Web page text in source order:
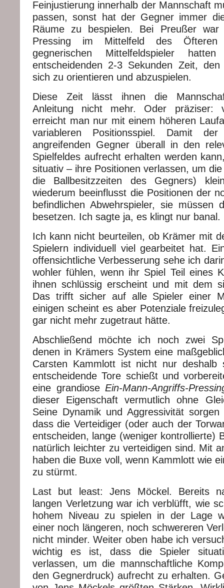
Feinjustierung innerhalb der Mannschaft
passen, sonst hat der Gegner immer
Räume zu bespielen. Bei Preußer
Pressing im Mittelfeld des Öfteren
gegnerischen Mittelfeldspieler
entscheidenden 2-3 Sekunden Zeit, den
sich zu orientieren und abzuspielen.
Diese Zeit lässt ihnen die
Anleitung nicht mehr. Oder präziser:
erreicht man nur mit einem höheren
variableren Positionsspiel. Damit
angreifenden Gegner überall in den
Spielfeldes aufrecht erhalten werden
situativ – ihre Positionen verlassen, um
die Ballbesitzzeiten des Gegners)
wiederum beeinflusst die Positionen der
befindlichen Abwehrspieler, sie müssen
besetzen. Ich sagte ja, es klingt nur banal.
Ich kann nicht beurteilen, ob Krämer mit
Spielern individuell viel gearbeitet hat.
offensichtliche Verbesserung sehe ich
wohler fühlen, wenn ihr Spiel Teil eines
ihnen schlüssig erscheint und mit dem
Das trifft sicher auf alle Spieler einer
einigen scheint es aber Potenziale
gar nicht mehr zugetraut hätte.
Abschließend möchte ich noch zwei
denen in Krämers System eine
Carsten Kammlott ist nicht nur deshalb
entscheidende Tore schießt und
eine grandiose Ein-Mann-Angriffs-
dieser Eigenschaft vermutlich ohne
Seine Dynamik und Aggressivität
dass die Verteidiger (oder auch der
entscheiden, lange (weniger kontrollierte)
natürlich leichter zu verteidigen sind. Mit
haben die Buxe voll, wenn Kammlott wie
zu stürmt.
Last but least: Jens Möckel. Bereits
langen Verletzung war ich verblüfft, wie
hohem Niveau zu spielen in der Lage
einer noch längeren, noch schwereren
nicht minder. Weiter oben habe ich
wichtig es ist, dass die Spieler
verlassen, um die mannschaftliche
den Gegnerdruck) aufrecht zu erhalten.